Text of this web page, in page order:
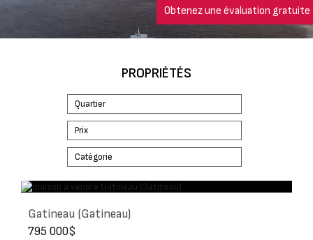
Obtenez une évaluation gratuite
PROPRIÉTÉS
Quartier
Prix
Catégorie
Gatineau (Gatineau)
795 000$